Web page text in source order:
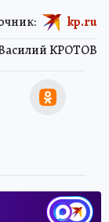
КРОТОВ
kp.ru